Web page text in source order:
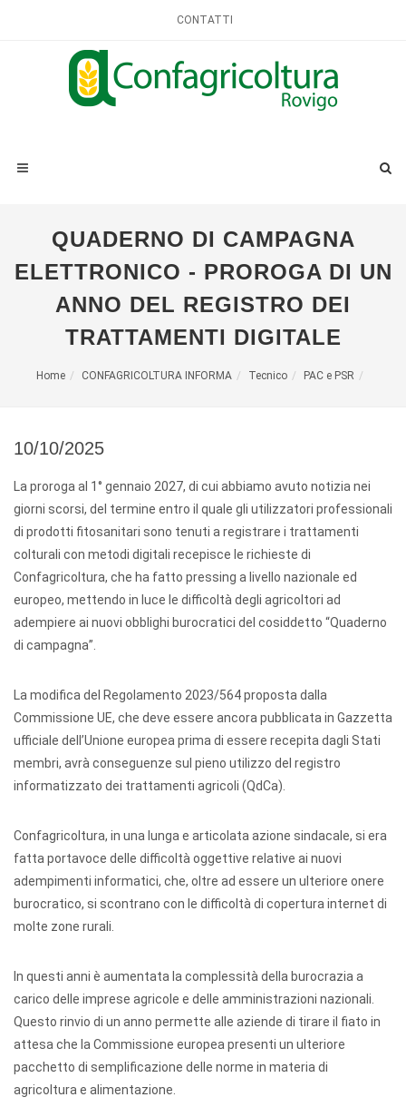
CONTATTI
QUADERNO DI CAMPAGNA
ELETTRONICO - PROROGA DI UN
ANNO DEL REGISTRO DEI
TRATTAMENTI DIGITALE
Home CONFAGRICOLTURA INFORMA Tecnico PAC e PSR
10/10/2025
La proroga al 1° gennaio 2027, di cui abbiamo avuto notizia nei
giorni scorsi, del termine entro il quale gli utilizzatori professionali
di prodotti fitosanitari sono tenuti a registrare i trattamenti
colturali con metodi digitali recepisce le richieste di
Confagricoltura, che ha fatto pressing a livello nazionale ed
europeo, mettendo in luce le difficoltà degli agricoltori ad
adempiere ai nuovi obblighi burocratici del cosiddetto “Quaderno
di campagna”.
La modifica del Regolamento 2023/564 proposta dalla
Commissione UE, che deve essere ancora pubblicata in Gazzetta
ufficiale dell’Unione europea prima di essere recepita dagli Stati
membri, avrà conseguenze sul pieno utilizzo del registro
informatizzato dei trattamenti agricoli (QdCa).
Confagricoltura, in una lunga e articolata azione sindacale, si era
fatta portavoce delle difficoltà oggettive relative ai nuovi
adempimenti informatici, che, oltre ad essere un ulteriore onere
burocratico, si scontrano con le difficoltà di copertura internet di
molte zone rurali.
In questi anni è aumentata la complessità della burocrazia a
carico delle imprese agricole e delle amministrazioni nazionali.
Questo rinvio di un anno permette alle aziende di tirare il fiato in
attesa che la Commissione europea presenti un ulteriore
pacchetto di semplificazione delle norme in materia di
agricoltura e alimentazione.